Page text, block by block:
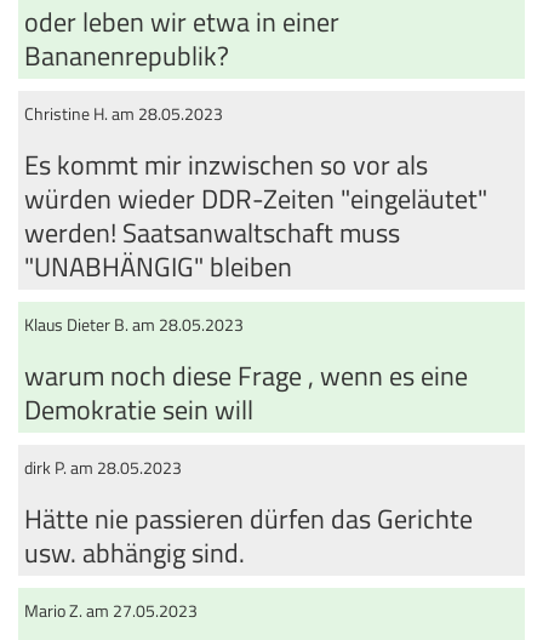
oder leben wir etwa in einer
Bananenrepublik?
Christine H. am 28.05.2023
Es kommt mir inzwischen so vor als
würden wieder DDR-Zeiten "eingeläutet"
werden! Saatsanwaltschaft muss
"UNABHÄNGIG" bleiben
Klaus Dieter B. am 28.05.2023
warum noch diese Frage , wenn es eine
Demokratie sein will
dirk P. am 28.05.2023
Hätte nie passieren dürfen das Gerichte
usw. abhängig sind.
Mario Z. am 27.05.2023